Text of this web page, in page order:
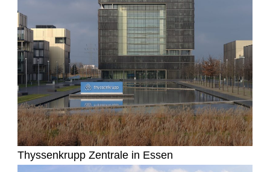
Thyssenkrupp Zentrale in Essen